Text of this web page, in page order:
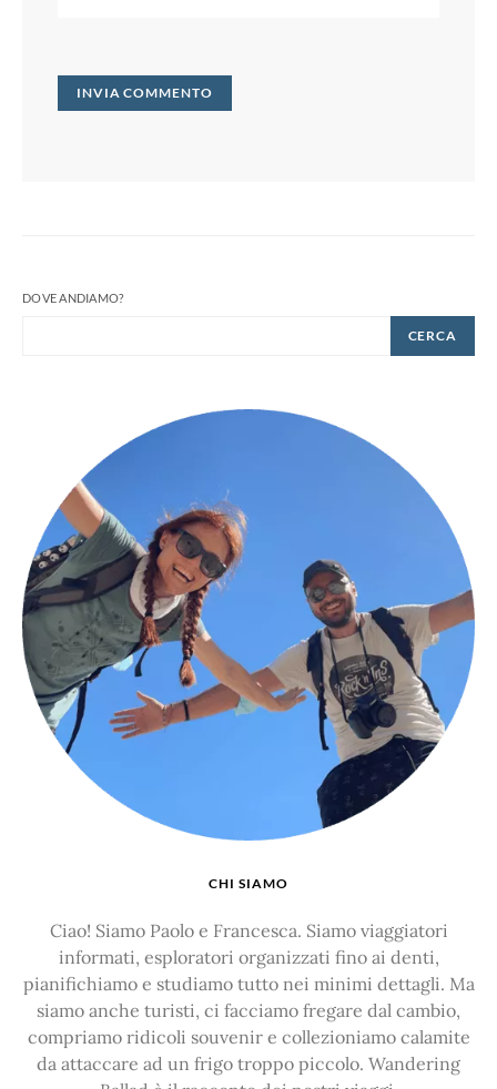
DOVE ANDIAMO?
CERCA
CHI SIAMO
Ciao! Siamo Paolo e Francesca. Siamo viaggiatori
informati, esploratori organizzati fino ai denti,
pianifichiamo e studiamo tutto nei minimi dettagli. Ma
siamo anche turisti, ci facciamo fregare dal cambio,
compriamo ridicoli souvenir e collezioniamo calamite
da attaccare ad un frigo troppo piccolo. Wandering